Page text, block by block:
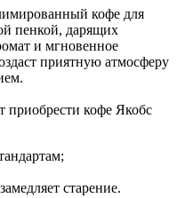
кофе для
пенкой, дарящих
и мгновенное
приятную атмосферу
приобрести кофе Якобс
старение.